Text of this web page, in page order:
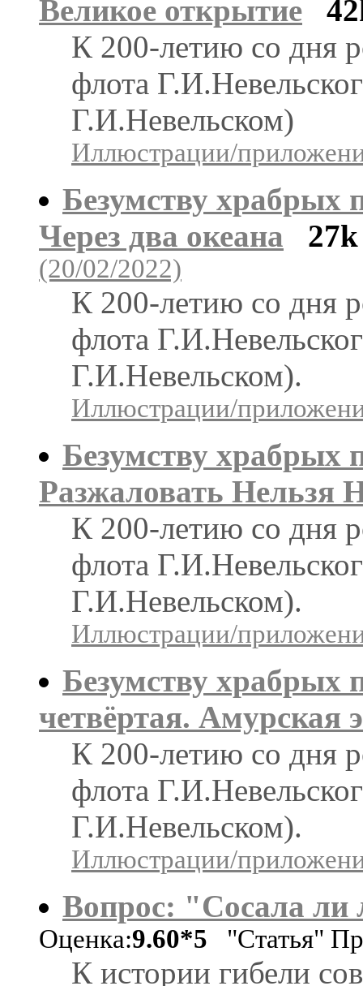
Великое открытие
К 200-летию со дня
флота
Г.И.Невельском)
Иллюстрации/
Безумству храбрых
Через два океана
27k
(20/02/2022)
К 200-летию со дня
флота
Г.И.Невельском).
Иллюстрации/
Безумству храбрых
Разжаловать Нельзя
К 200-летию со дня
флота
Г.И.Невельском).
Иллюстрации/
Безумству храбрых
четвёртая. Амурская
К 200-летию со дня
флота
Г.И.Невельском).
Иллюстрации/
Вопpос: "Сосала ли
Оценка:9.60*5 "Статья"
К истории гибели